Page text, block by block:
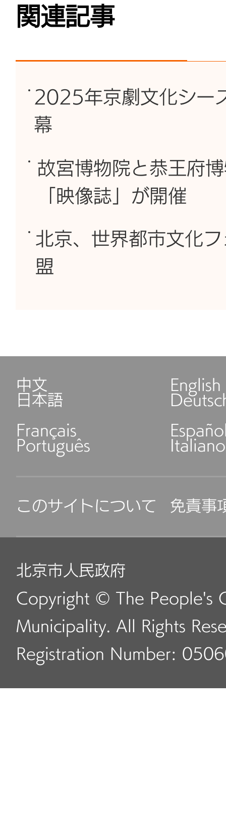
関連記事
2025年京劇文化シー
幕
故宮博物院と恭王府
「映像誌」が開催
北京、世界都市文化
盟
中文 English
日本語
Français
Português Italiano
このサイトについて 免責事
北京市人民政府
Copyright © The People's
Municipality. All Rights
Registration Number: